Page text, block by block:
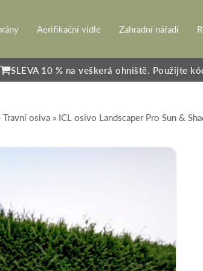
Aerifikační vidle Zahradní nářadí
SLEVA 10 % na veškerá ohniště. Použijte
Travní osiva» ICL osivo Landscaper Pro Sun &